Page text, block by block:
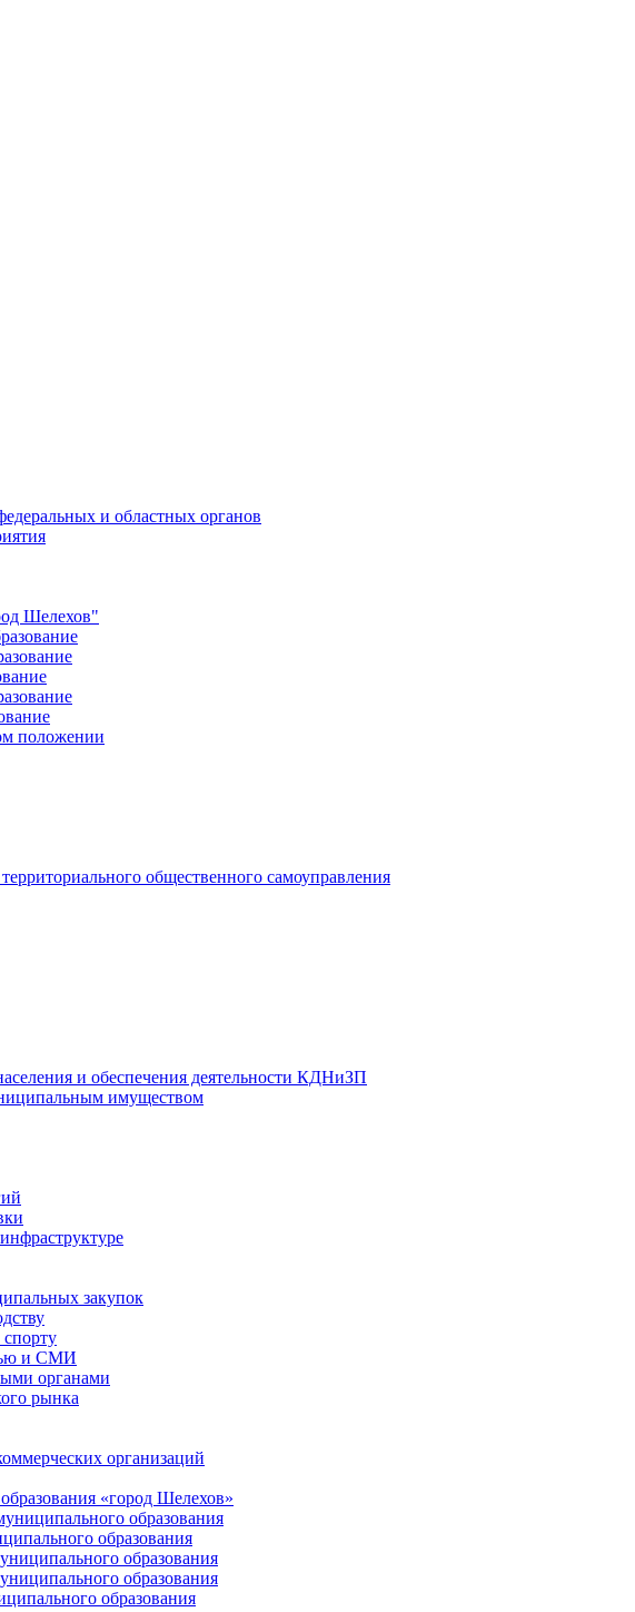
и областных органов
Шелехов"
положении
общественного самоуправления
и обеспечения деятельности КДНиЗП
имуществом
закупок
и СМИ
органами
рынка
организаций
«город Шелехов»
образования
образования
образования
образования
образования